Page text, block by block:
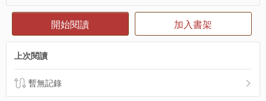
開始閱讀 加入書架
上次閱讀
暫無記錄